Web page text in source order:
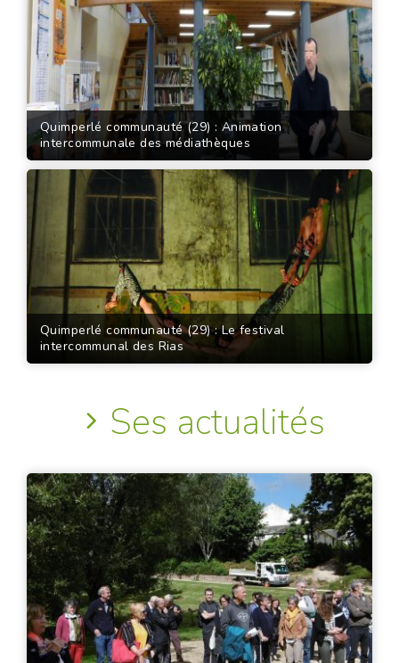
Quimperlé communauté (29) : Animation
intercommunale des médiathèques
Quimperlé communauté (29) : Le festival
intercommunal des Rias
Ses actualités